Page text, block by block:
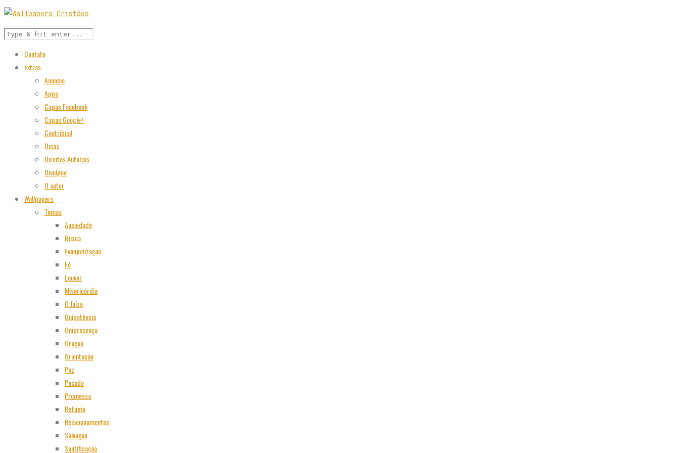
Contato
Extras
Anuncie
Apps
Capas Facebook
Capas Google+
Contribua!
Dicas
Direitos Autorais
Divulgue
O autor
Wallpapers
Temas
Ansiedade
Busca
Evangelização
Fé
Louvor
Misericórdia
O Juízo
Onipotência
Onipresença
Oração
Orientação
Paz
Pecado
Promessa
Refúgio
Relacionamentos
Salvação
Santificação